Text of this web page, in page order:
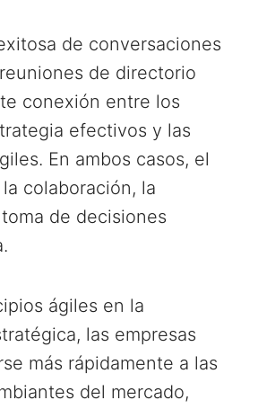
de conversaciones
de directorio
conexión entre los
efectivos y las
En ambos casos, el
colaboración, la
de decisiones
ágiles en la
las empresas
más rápidamente a las
del mercado,